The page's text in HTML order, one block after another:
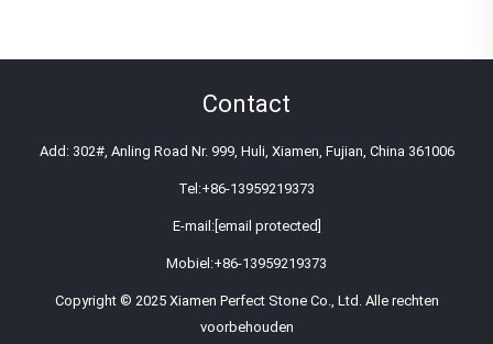
Contact
Add: 302#, Anling Road Nr. 999, Huli, Xiamen, Fujian, China 361006
Tel:+86-13959219373
E-mail:[email protected]
Mobiel:+86-13959219373
Copyright © 2025 Xiamen Perfect Stone Co., Ltd. Alle rechten
voorbehouden